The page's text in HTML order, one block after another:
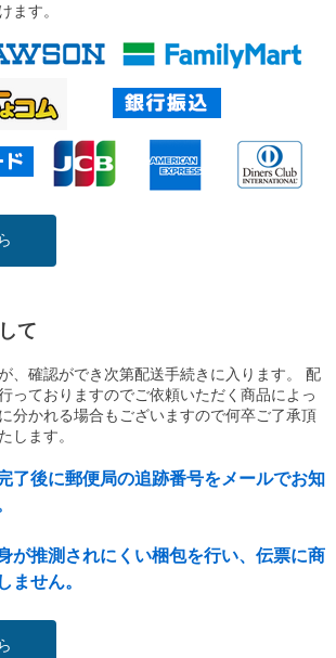
ます。
て
、確認ができ次第配送手続きに入ります。 配
っておりますのでご依頼いただく商品によっ
分かれる場合もございますので何卒ご了承頂
します。
了後に郵便局の追跡番号をメールでお知
が推測されにくい梱包を行い、伝票に商
ません。